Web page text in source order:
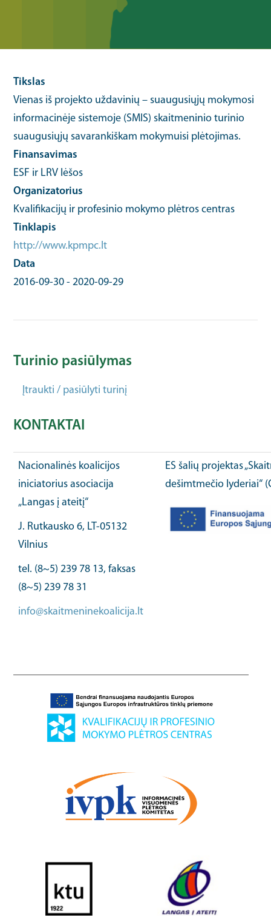
Tikslas
Vienas iš projekto uždavinių – suaugusiųjų mokymosi
informacinėje sistemoje (SMIS) skaitmeninio turinio
suaugusiųjų savarankiškam mokymuisi plėtojimas.
Finansavimas
ESF ir LRV lėšos
Organizatorius
Kvalifikacijų ir profesinio mokymo plėtros centras
Tinklapis
http://www.kpmpc.lt
Data
2016-09-30 -2020-09-29
Turinio pasiūlymas
Įtraukti / pasiūlyti turinį
KONTAKTAI
Nacionalinės koalicijos
iniciatorius asociacija
„Langas į ateitį“
J. Rutkausko 6, LT-05132
Vilnius
tel. (8~5) 239 78 13, faksas
(8~5) 239 78 31
info@skaitmeninekoalicija.lt
ES šalių projektas
dešimtmečio lyderiai“